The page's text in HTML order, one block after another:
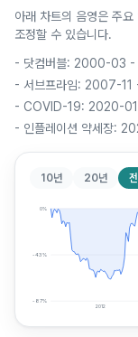
아래 차트의 음영은 주
조정할 수 있습니다.
- 닷컴버블: 2000-03
- 서브프라임: 2007-
- COVID-19: 2020-
- 인플레이션 약세장:
10년 20년 전
0%
-43%
-87%
2012